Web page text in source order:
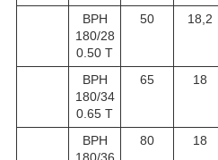
BPH
180/28
0.50 T
50 18,2
BPH
180/34
0.65 T
65 18
BPH
180/36
80 18